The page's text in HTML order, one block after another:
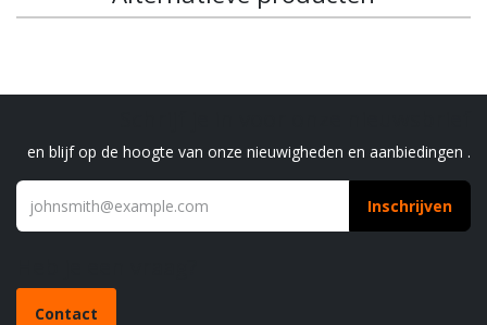
en blijf op de hoogte van onze nieuwigheden en aanbiedingen .
Inschrijven
Contact